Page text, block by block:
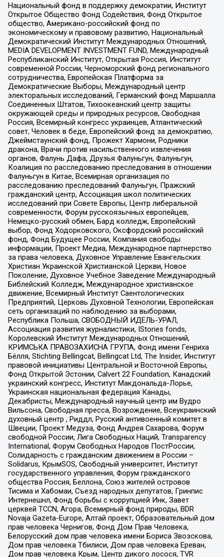
Национальный фонд в поддержку демократии, Институт
Открытое Общество Фонд Содействия, Фонд Открытое
общество, Американо-российский фонд по
экономическому и правовому развитию, Национальный
Демократический Институт Международных Отношений,
MEDIA DEVELOPMENT INVESTMENT FUND, Международный
Республиканский Институт, Открытая Россия, Институт
современной России, Черноморский фонд регионального
сотрудничества, Европейская Платформа за
Демократические Выборы, Международный центр
электоральных исследований, Германский фонд Маршалла
Соединенных Штатов, Тихоокеанский центр защиты
окружающей среды и природных ресурсов, Свободная
Россия, Всемирный конгресс украинцев, Атлантический
совет, Человек в беде, Европейский фонд за демократию,
Джеймстаунский фонд, Прожект Хармони, Родники
дракона, Врачи против насильственного извлечения
органов, Фалунь Дафа, Друзья Фалуньгун, Фалуньгун,
Коалиция по расследованию преследования в отношении
Фалуньгун в Китае, Всемирная организация по
расследованию преследований Фалуньгун, Пражский
гражданский центр, Ассоциация школ политических
исследований при Совете Европы, Центр либеральной
современности, Форум русскоязычных европейцев,
Немецко-русский обмен, Бард колледж, Европейский
выбор, Фонд Ходорковского, Оксфордский российский
фонд, Фонд Будущее России, Компания свободы
информации, Проект Медиа, Международное партнерство
за права человека, Духовное Управление Евангельских
Христиан Украинской Христианской Церкви, Новое
Поколение, Духовное Учебное Заведение Международный
Библейский Колледж, Международное христианское
движение, Всемирный Институт Саентологических
Предприятий, Церковь Духовной Технологии, Европейская
сеть организаций по наблюдению за выборами,
Республика Польша, СВОБОДНЫЙ ИДЕЛЬ-УРАЛ,
Ассоциация развития журналистики, IStories fonds,
Королевский Институт Международных Отношений,
КРИМСЬКА ПРАВОЗАХИСНА ГРУПА, Фонд имени Генриха
Бёлля, Stichting Bellingcat, Bellingcat Ltd, The Insider, Институт
правовой инициативы Центральной и Восточной Европы,
Фонд Открытой Эстонии, Calvert 22 Foundation, Канадский
украинский конгресс, Институт Макдональда-Лорье,
Украинская национальная федерация Канады,
Декабристы, Международный научный центр им Вудро
Вильсона, Свободная пресса, Возрождение, Всеукраинский
духовный центр , Риддл, Русский антивоенный комитет в
Швеции, Проект Медуза, Фонд Андрея Сахарова, Форум
свободной России, Лига Свободных Наций, Transparеncy
International, Форум Свободных Народов ПостРоссии,
Солидарность с гражданским движением в России –
Solidarus, КрымSOS, Свободный университет, Институт
государственного управления, Форум гражданского
общества Россия, Беллона, Союз жителей островов
Тисима и Хабомаи, Съезд народных депутатов, Гринпис
Интернешнл, Фонд борьбы с коррупцией Инк, Завет
церквей TCCN, Агора, Всемирный фонд природы, BDR
Novaja Gazeta-Europe, Алтай проект, Образовательный дом
прав человека Чернигов, Фонд Дом Прав Человека,
Белорусский дом прав человека имени Бориса Звозскова,
Дом прав человека Тбилиси, Дом прав человека Ереван,
Дом прав человека Крым, Центр дикого лосося, TVR